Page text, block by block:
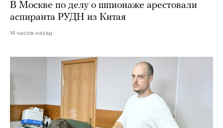
В Москве по делу о шпионаже арестовали
аспиранта РУДН из Китая
14 часов назад